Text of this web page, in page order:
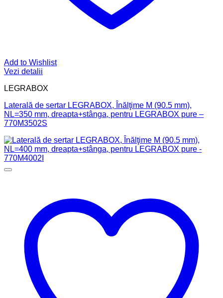
Add to Wishlist
Vezi detalii
LEGRABOX
Laterală de sertar LEGRABOX, Înălţime M (90.5 mm),
NL=350 mm, dreapta+stânga, pentru LEGRABOX pure –
770M3502S